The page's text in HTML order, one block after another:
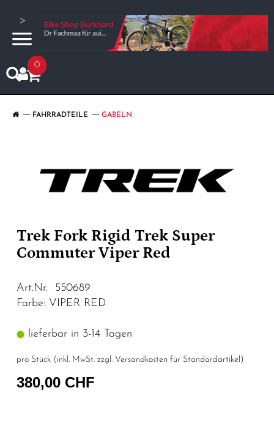
>
0
FAHRRADTEILE GABELN
Trek Fork Rigid Trek Super
Commuter Viper Red
Art.Nr. 550689
Farbe: VIPER RED
lieferbar in 3-14 Tagen
pro Stück (inkl. MwSt. zzgl. Versandkosten für Standardartikel )
380,00 CHF